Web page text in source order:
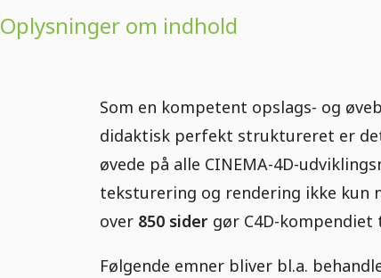
Oplysninger om indhold
Som en kompetent opslags- og
didaktisk perfekt struktureret er
øvede på alle CINEMA-4D-
teksturering og rendering ikke kun
over 850 sider gør C4D-
Følgende emner bliver bl.a.